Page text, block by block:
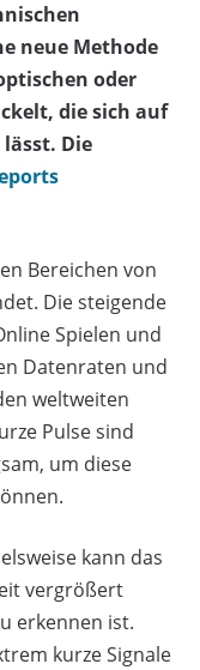
neue Methode
oder
die sich auf
Die
Bereichen von
Die steigende
Spielen und
Datenraten und
weltweiten
Pulse sind
um diese
kann das
vergrößert
erkennen ist.
kurze Signale